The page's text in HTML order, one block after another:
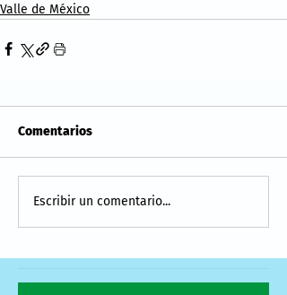
Valle de México
Comentarios
Escribir un comentario...